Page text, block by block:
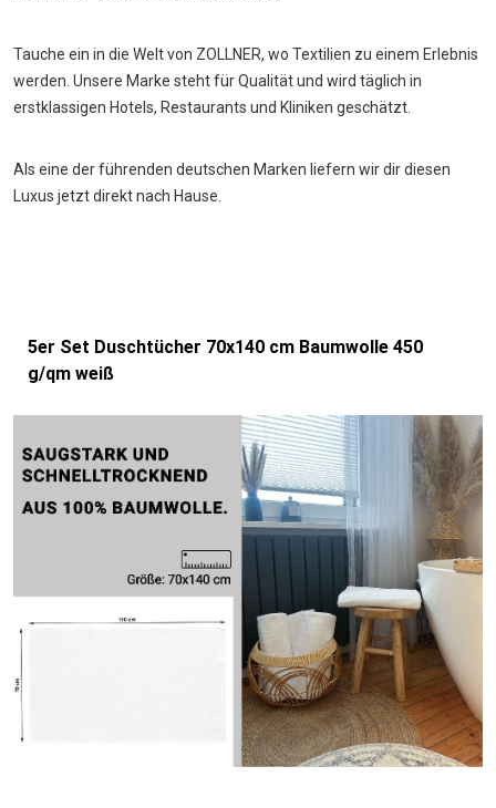
Tauche ein in die Welt von ZOLLNER, wo Textilien zu einem Erlebnis
werden. Unsere Marke steht für Qualität und wird täglich in
erstklassigen Hotels, Restaurants und Kliniken geschätzt.
Als eine der führenden deutschen Marken liefern wir dir diesen
Luxus jetzt direkt nach Hause.
5er Set Duschtücher 70x140 cm Baumwolle 450
g/qm weiß